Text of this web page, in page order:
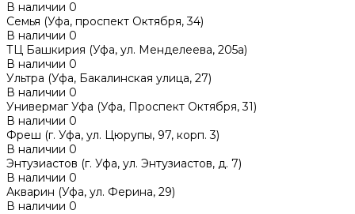
В наличии 0
Семья (Уфа, проспект Октября, 34)
В наличии 0
ТЦ Башкирия (Уфа, ул. Менделеева, 205а)
В наличии 0
Ультра (Уфа, Бакалинская улица, 27)
В наличии 0
Универмаг Уфа (Уфа, Проспект Октября, 31)
В наличии 0
Фреш (г‌. Уфа, ул. Цюрупы, 97, корп. 3)
В наличии 0
Энтузиастов (г. Уфа, ул. Энтузиастов, д. 7)
В наличии 0
Акварин (Уфа, ул. Ферина, 29)
В наличии 0